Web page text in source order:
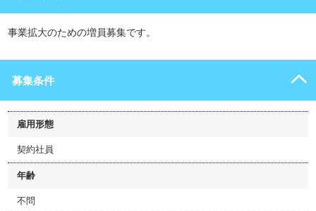
事業拡大のための増員募集です。
募集条件
雇用形態
契約社員
年齢
不問